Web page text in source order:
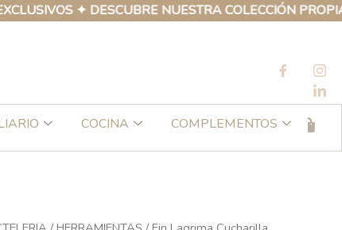
✦ DESCUBRE NUESTRA COLECCIÓN PROPIA DE
COCINA
COMPLEMENTOS